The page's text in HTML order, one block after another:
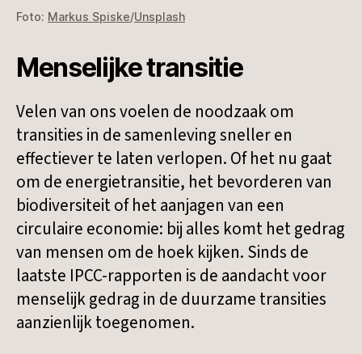
Foto: Markus Spiske/Unsplash
Menselijke transitie
Velen van ons voelen de noodzaak om
transities in de samenleving sneller en
effectiever te laten verlopen. Of het nu gaat
om de energietransitie, het bevorderen van
biodiversiteit of het aanjagen van een
circulaire economie: bij alles komt het gedrag
van mensen om de hoek kijken. Sinds de
laatste IPCC-rapporten is de aandacht voor
menselijk gedrag in de duurzame transities
aanzienlijk toegenomen.